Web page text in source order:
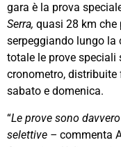
gara è la prova
Serra, quasi 28 km che
serpeggiando lungo
totale le prove speciali
cronometro, distribuite
sabato e domenica.
“Le prove sono
selettive – commenta